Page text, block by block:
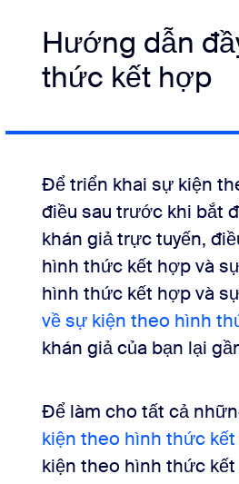
Hướng dẫn
thức kết hợp
Để triển khai sự kiện
điều sau trước khi bắt
khán giả trực tuyến,
hình thức kết hợp và
hình thức kết hợp và
về sự kiện theo hình
khán giả của bạn lại
Để làm cho tất cả
kiện theo hình thức
kiện theo hình thức